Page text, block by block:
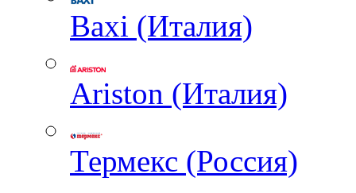
Baxi (Италия)
Ariston (Италия)
Термекс (Россия)